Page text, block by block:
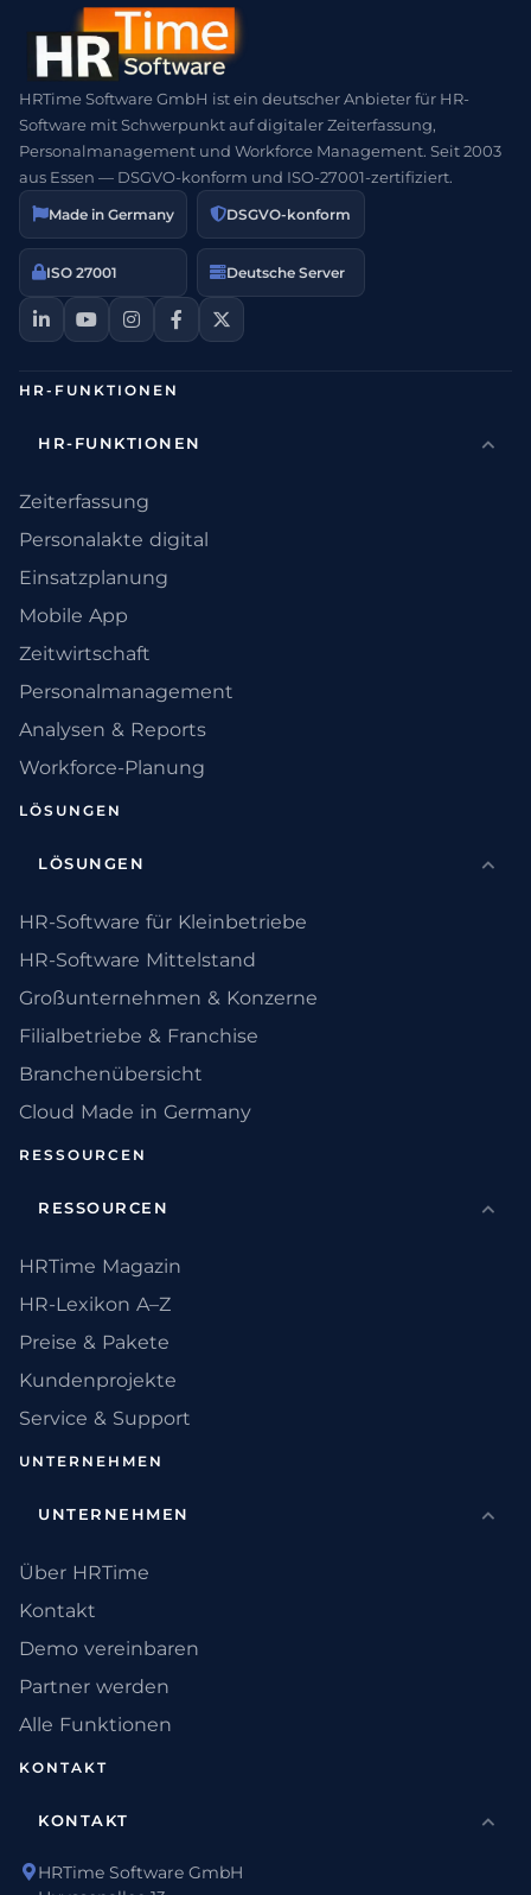
HRTime Software GmbH ist ein deutscher Anbieter für HR-
Software mit Schwerpunkt auf digitaler Zeiterfassung,
Personalmanagement und Workforce Management. Seit 2003
aus Essen — DSGVO-konform und ISO-27001-zertifiziert.
Made in Germany DSGVO-konform
ISO 27001 Deutsche Server
HR-FUNKTIONEN
HR-FUNKTIONEN
Zeiterfassung
Personalakte digital
Einsatzplanung
Mobile App
Zeitwirtschaft
Personalmanagement
Analysen & Reports
Workforce-Planung
LÖSUNGEN
LÖSUNGEN
HR-Software für Kleinbetriebe
HR-Software Mittelstand
Großunternehmen & Konzerne
Filialbetriebe & Franchise
Branchenübersicht
Cloud Made in Germany
RESSOURCEN
RESSOURCEN
HRTime Magazin
HR-Lexikon A–Z
Preise & Pakete
Kundenprojekte
Service & Support
UNTERNEHMEN
UNTERNEHMEN
Über HRTime
Kontakt
Demo vereinbaren
Partner werden
Alle Funktionen
KONTAKT
KONTAKT
HRTime Software GmbH